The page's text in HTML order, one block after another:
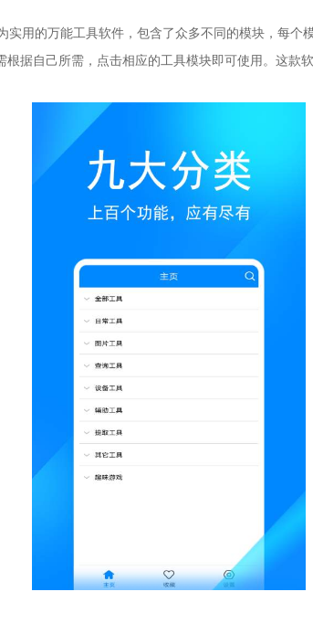
实用的万能工具软件，包含了众多不同的模块，每个
根据自己所需，点击相应的工具模块即可使用。这款